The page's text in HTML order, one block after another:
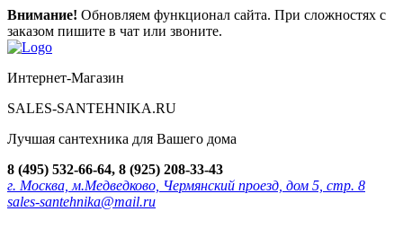
Внимание! Обновляем функционал сайта. При сложностях с
заказом пишите в чат или звоните.
Интернет-Магазин
SALES-SANTEHNIKA.RU
Лучшая сантехника для Вашего дома
8 (495) 532-66-64, 8 (925) 208-33-43
г. Москва, м.Медведково, Чермянский проезд, дом 5, стр. 8
sales-santehnika@mail.ru